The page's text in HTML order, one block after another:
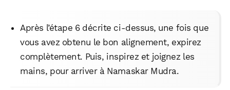
Après l’étape 6 décrite ci-dessus, une fois que
vous avez obtenu le bon alignement, expirez
complètement. Puis, inspirez et joignez les
mains, pour arriver à Namaskar Mudra.